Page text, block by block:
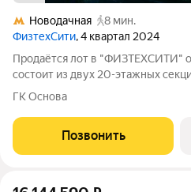
Новодачная
8 мин.
ФизтехСити, 4 квартал 2024
Продаётся лот в "ФИЗТЕХСИТИ"
состоит из двух 20-этажных
двухэтажным основанием, и
подземный паркинг и гостевые
ГК Основа
Позвонить